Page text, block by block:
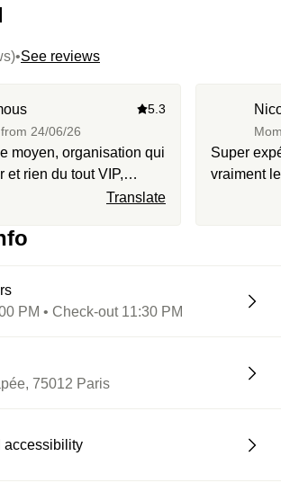
Ouali : acrobates en feu, plumes en
•See reviews
24/06/26
5.3
moyen, organisation qui
et rien du tout VIP,
les joints du jacuzzi. 79€
très
Translate
Super
vraiment
PM • Check-out 11:30 PM
75012 Paris
accessibility